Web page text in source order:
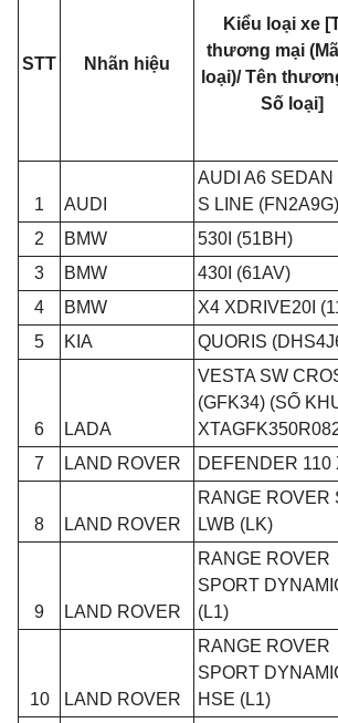
STT Nhãn hiệu
Kiểu loại xe
thương mại
loại)/ Tên
Số loại]
1 AUDI
AUDI A6 SEDAN
S LINE (FN2A9G)
2
BMW 530I (51BH)
3
BMW 430I (61AV)
4
BMW X4 XDRIVE20I
5
KIA QUORIS
6 LADA
VESTA SW
(GFK34) (SỐ
7
LAND ROVER DEFENDER 110
8 LAND ROVER
RANGE ROVER
LWB (LK)
9 LAND ROVER
RANGE ROVER
SPORT
(L1)
10 LAND ROVER
RANGE ROVER
SPORT
HSE (L1)